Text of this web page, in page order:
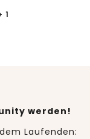
1
werden!
Laufenden: